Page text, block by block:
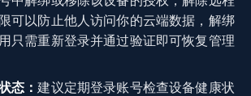
可以防止他人访问你的云端数据，解绑
只需重新登录并通过验证即可恢复管理
态：建议定期登录账号检查设备健康状